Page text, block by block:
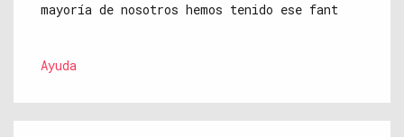
mayoría de nosotros hemos tenido ese fant
Ayuda